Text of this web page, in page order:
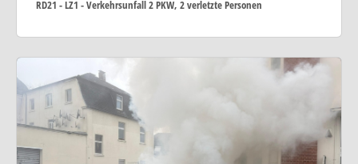
RD21 - LZ1 - Verkehrsunfall 2 PKW, 2 verletzte Personen